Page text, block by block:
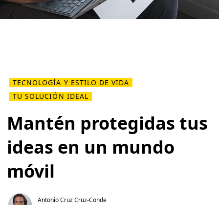
TECNOLOGÍA Y ESTILO DE VIDA
TU SOLUCIÓN IDEAL
Mantén protegidas tus
ideas en un mundo
móvil
Antonio Cruz Cruz-Conde